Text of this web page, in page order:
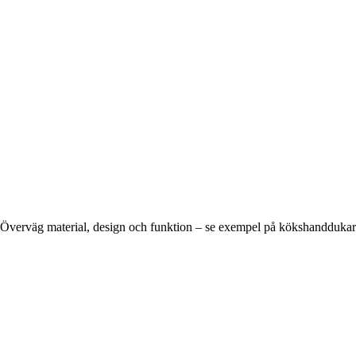
Överväg material, design och funktion – se exempel på kökshanddukar